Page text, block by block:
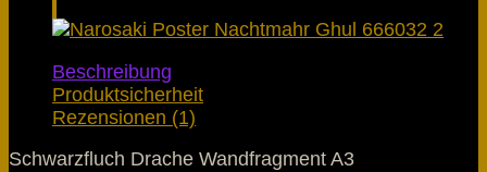
Beschreibung
Produktsicherheit
Rezensionen (1)
Schwarzfluch Drache Wandfragment A3